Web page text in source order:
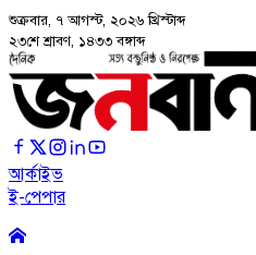
শুক্রবার, ৭ আগস্ট, ২০২৬ খ্রিস্টাব্দ
২৩শে শ্রাবণ, ১৪৩৩ বঙ্গাব্দ
আর্কাইভ
ই-পেপার